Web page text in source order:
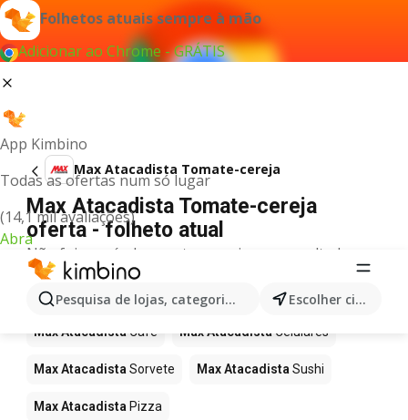
Folhetos atuais sempre à mão
Adicionar ao Chrome - GRÁTIS
App Kimbino
Todas as ofertas num só lugar
(14,1 mil avaliações)
Abra
Pesquisa de lojas, categorias,produtos... Escolher cidade
Max Atacadista Tomate-cereja
Max Atacadista Tomate-cereja
oferta - folheto atual
Não foi possível encontrar quaisquer resultados
para este termo.
Mais produtos em Max Atacadista
Max Atacadista Café Max Atacadista Celulares
Max Atacadista Sorvete Max Atacadista Sushi
Max Atacadista Pizza